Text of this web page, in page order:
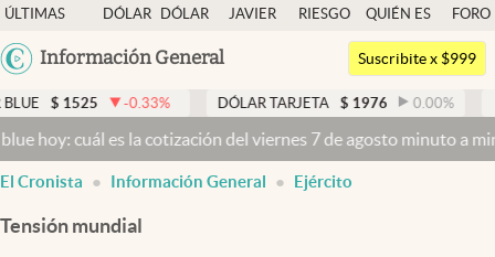
ÚLTIMAS
NOTICIAS
DÓLAR
DÓLAR
JAVIER
RIESGO
QUIÉN ES
QUIÉN
FORO
Argentina
México
Información General
Dólar
Members
Economía y Política
Finanzas y Mercados
Mercados Online
Negocios
Suscribite x $999
-0.33% DÓLAR TARJETA $ 1976 0.00% DÓLAR
es la cotización del viernes 7 de agosto minuto a minutoDólar
El Cronista Información General Ejército
Tensión mundial